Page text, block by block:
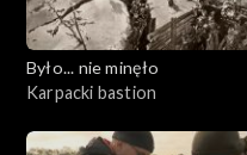
Było... nie minęło
Karpacki bastion